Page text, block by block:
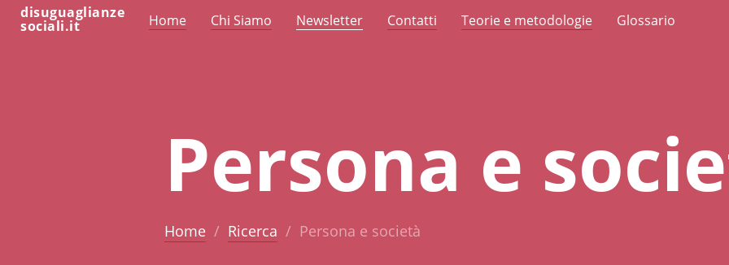
disuguaglianze
sociali.it Home Chi Siamo Newsletter Contatti Teorie e metodologie Glossario
Persona e
Home Ricerca Persona e società